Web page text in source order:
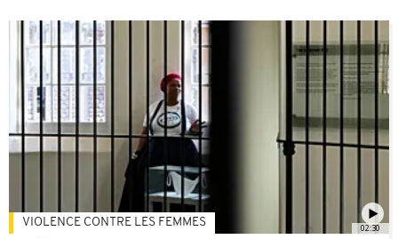
02:30
VIOLENCE CONTRE LES FEMMES